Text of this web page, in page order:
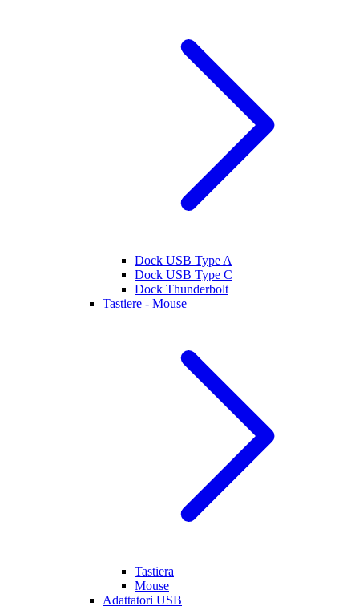
Dock USB Type A
Dock USB Type C
Dock Thunderbolt
Tastiere - Mouse
Tastiera
Mouse
Adattatori USB